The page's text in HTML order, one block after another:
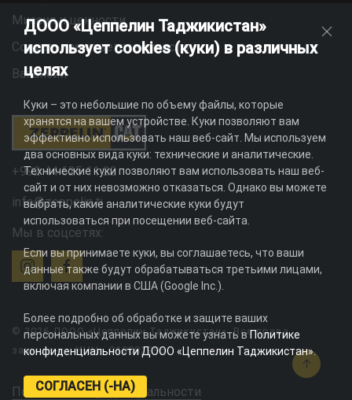
Миссия и ценности
Социальная ответственность
Вакансии
+992 44 625 11 22
info@zeppelin.tj
Мы в соцсетях:
© 2026 ДООО «Цеппелин Таджикистан». Все права
защищены. ИНН - 010082996
Политика конфиденциальности
ДООО «Цеппелин Таджикистан»
использует cookies (куки) в различных
целях
Куки – это небольшие по объему файлы, которые
хранятся на вашем устройстве. Куки позволяют вам
эффективно использовать наш веб-сайт. Мы используем
два основных вида куки: технические и аналитические.
Технические куки позволяют вам использовать наш веб-
сайт и от них невозможно отказаться. Однако вы можете
выбрать, какие аналитические куки будут
использоваться при посещении веб-сайта.
Если вы принимаете куки, вы соглашаетесь, что ваши
данные также будут обрабатываться третьими лицами,
включая компании в США (Google Inc.).
Более подробно об обработке и защите ваших
персональных данных вы можете узнать вПолитике
конфиденциальности ДООО «Цеппелин Таджикистан».
СОГЛАСЕН (-НА)